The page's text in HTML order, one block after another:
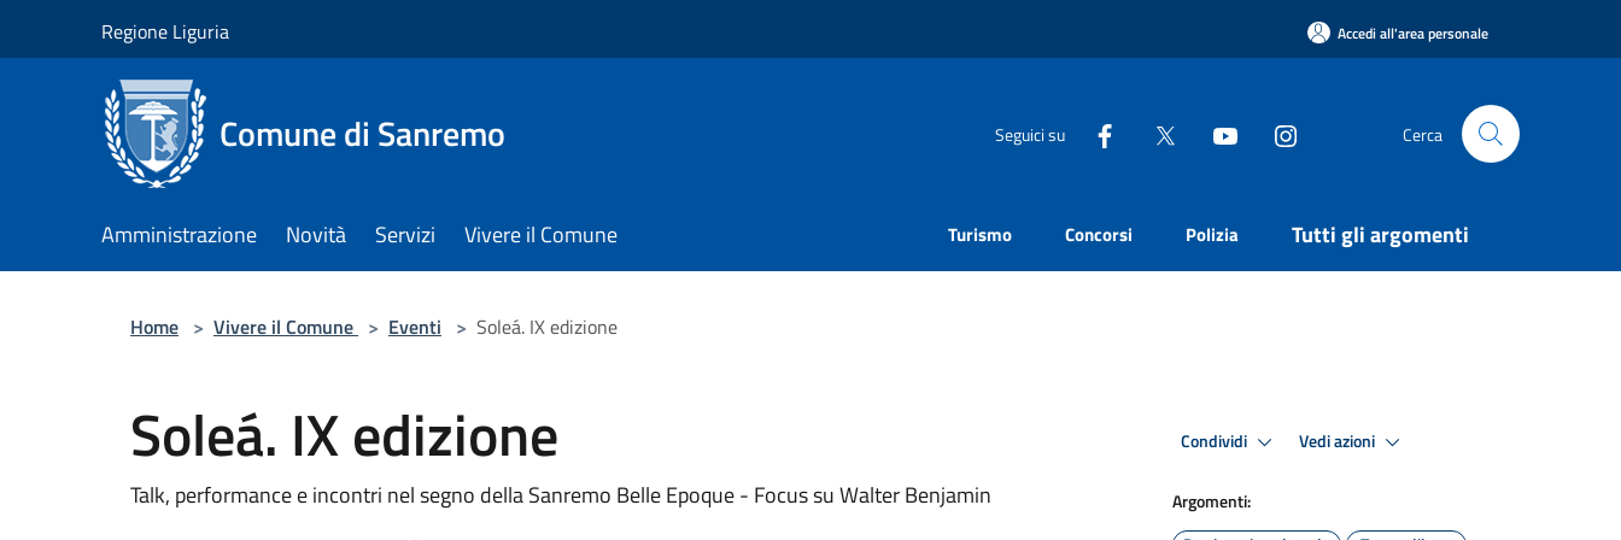
Regione Liguria Accedi all'area personale
Comune di Sanremo Seguici su Cerca
Amministrazione Novità Servizi Vivere il Comune Turismo Concorsi Polizia Tutti gli argomenti
Home > Vivere il Comune > Eventi > Soleá. IX edizione
Soleá. IX edizione
Talk, performance e incontri nel segno della Sanremo Belle Epoque - Focus su Walter Benjamin
Condividi Vedi azioni
Argomenti: